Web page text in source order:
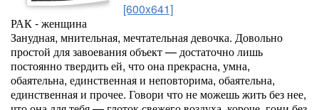
[600x641]
РАК - женщина
Занудная, мнительная, мечтательная девочка. Довольно
простой для завоевания объект — достаточно лишь
постоянно твердить ей, что она прекрасна, умна,
обаятельна, единственная и неповторима, обаятельна,
единственная и прочее. Говори что не можешь жить без нее,